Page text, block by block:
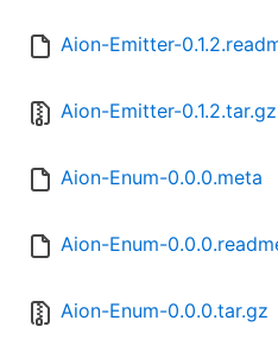
Aion-Emitter-
Aion-Emitter-0.1.2.tar.gz
Aion-Enum-0.0.0.meta
Aion-Enum-
Aion-Enum-0.0.0.tar.gz